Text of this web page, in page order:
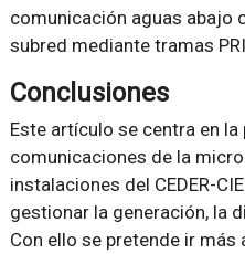
comunicación aguas abajo
subred mediante tramas
Conclusiones
Este artículo se centra en
comunicaciones de la
instalaciones del CEDER-
gestionar la generación, la
Con ello se pretende ir